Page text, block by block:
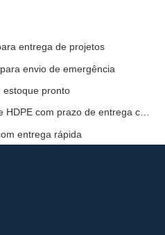
entrega de projetos
envio de emergência
estoque pronto
Fornecedor de revestimento de HDPE com prazo de entrega curto
entrega rápida